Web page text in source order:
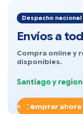
Despacho nacional
Envíos a
Compra online y
disponibles.
Santiago y
Comprar ahora